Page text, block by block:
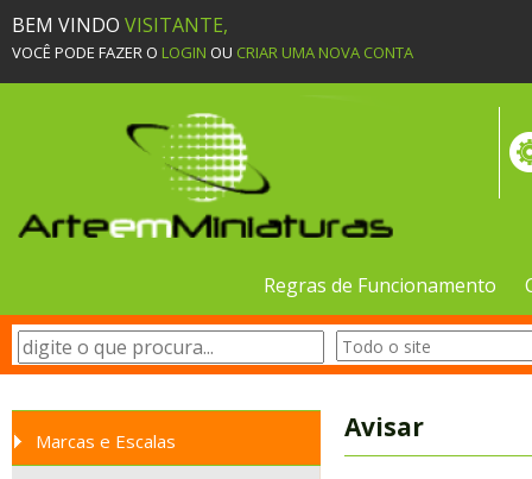
BEM VINDO VISITANTE,
VOCÊ PODE FAZER O LOGIN OU CRIAR UMA NOVA CONTA
Regras de Funcionamento
Marcas e Escalas Avisar